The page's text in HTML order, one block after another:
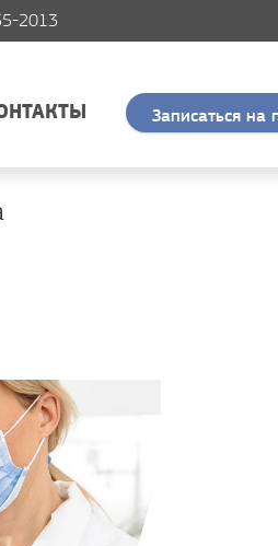
2013
Записаться на